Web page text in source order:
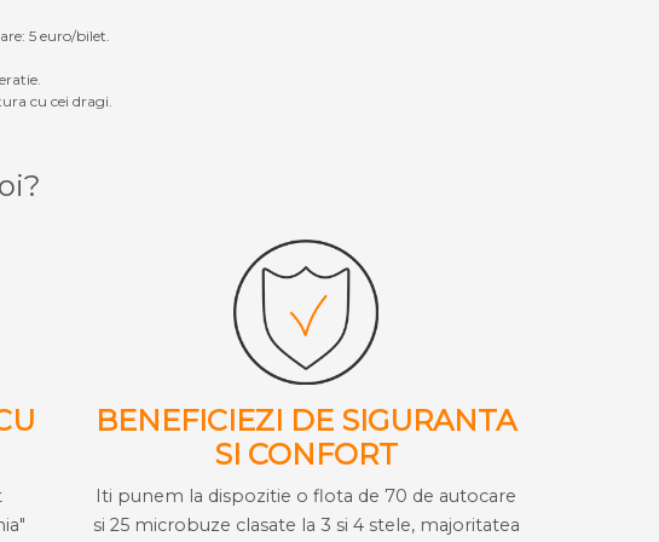
5 euro/bilet.
cu cei dragi.
BENEFICIEZI DE SIGURANTA
SI CONFORT
Iti punem la dispozitie o flota de 70 de autocare
si 25 microbuze clasate la 3 si 4 stele, majoritatea